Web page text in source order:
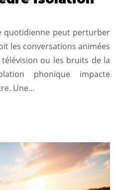
quotidienne peut perturber
les conversations animées
ou les bruits de la
phonique impacte
Une…